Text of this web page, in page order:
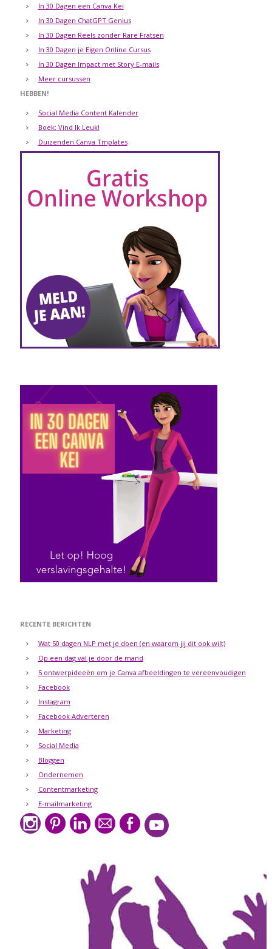
In 30 Dagen een Canva Kei
In 30 Dagen ChatGPT Genius
In 30 Dagen Reels zonder Rare Fratsen
In 30 Dagen je Eigen Online Cursus
In 30 Dagen Impact met Story E-mails
Meer cursussen
HEBBEN!
Social Media Content Kalender
Boek: Vind Ik Leuk!
Duizenden Canva Tmplates
RECENTE BERICHTEN
Wat 50 dagen NLP met je doen (en waarom jij dit ook wilt)
Op een dag val je door de mand
5 ontwerpideeën om je Canva afbeeldingen te vereenvoudigen
Facebook
Instagram
Facebook Adverteren
Marketing
Social Media
Bloggen
Ondernemen
Contentmarketing
E-mailmarketing